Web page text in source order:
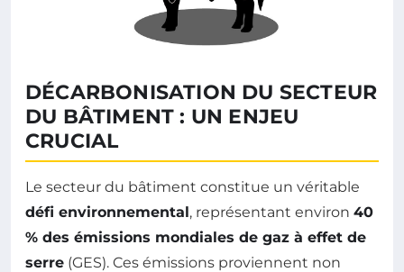
DÉCARBONISATION DU SECTEUR
DU BÂTIMENT : UN ENJEU
CRUCIAL
Le secteur du bâtiment constitue un véritable
défi environnemental, représentant environ 40
% des émissions mondiales de gaz à effet de
serre (GES). Ces émissions proviennent non